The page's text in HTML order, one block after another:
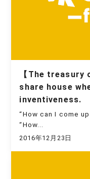
【The
share house
inventiveness.
“How can I come
“How...
2016年12月23日